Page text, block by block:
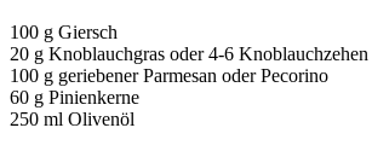
100 g Giersch
20 g Knoblauchgras oder 4-6 Knoblauchzehen
100 g geriebener Parmesan oder Pecorino
60 g Pinienkerne
250 ml Olivenöl